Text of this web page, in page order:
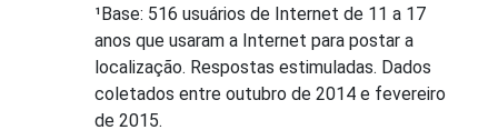
¹Base: 516 usuários de Internet de 11 a 17
anos que usaram a Internet para postar a
localização. Respostas estimuladas. Dados
coletados entre outubro de 2014 e fevereiro
de 2015.